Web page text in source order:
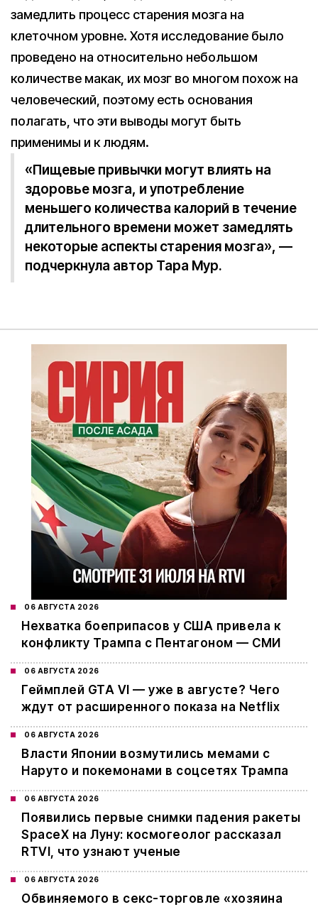
замедлить процесс старения мозга на
клеточном уровне. Хотя исследование было
проведено на относительно небольшом
количестве макак, их мозг во многом похож на
человеческий, поэтому есть основания
полагать, что эти выводы могут быть
применимы и к людям.
«Пищевые привычки могут влиять на
здоровье мозга, и употребление
меньшего количества калорий в течение
длительного времени может замедлять
некоторые аспекты старения мозга», —
подчеркнула автор Тара Мур.
06 АВГУСТА 2026
Нехватка боеприпасов у США привела к
конфликту Трампа с Пентагоном — СМИ
06 АВГУСТА 2026
Геймплей GTA VI — уже в августе? Чего
ждут от расширенного показа на Netflix
06 АВГУСТА 2026
Власти Японии возмутились мемами с
Наруто и покемонами в соцсетях Трампа
06 АВГУСТА 2026
Появились первые снимки падения ракеты
SpaceX на Луну: космогеолог рассказал
RTVI, что узнают ученые
06 АВГУСТА 2026
Обвиняемого в секс-торговле «хозяина